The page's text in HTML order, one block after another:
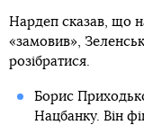
Нардеп сказав, що
«замовив»,
розібратися.
Борис
Нацбанку. Він